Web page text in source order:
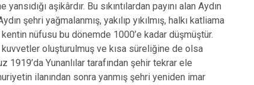
aşikârdır. Bu sıkıntılardan payını alan Aydın
şehri yağmalanmış, yakılıp yıkılmış, halkı katliama
nüfusu bu dönemde 1000’e kadar düşmüştür.
oluşturulmuş ve kısa süreliğine de olsa
1919’da Yunanlılar tarafından şehir tekrar ele
ilanından sonra yanmış şehri yeniden imar